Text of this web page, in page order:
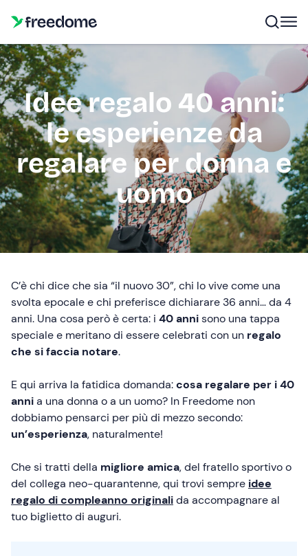
Idee regalo 40 anni:
le esperienze da
regalare per donna e
uomo
C’è chi dice che sia “il nuovo 30”, chi lo vive come una
svolta epocale e chi preferisce dichiarare 36 anni… da 4
anni. Una cosa però è certa: i 40 annisono una tappa
speciale e meritano di essere celebrati con un regalo
che si faccia notare.
E qui arriva la fatidica domanda:cosa regalare per i 40
annia una donna o a un uomo? In Freedome non
dobbiamo pensarci per più di mezzo secondo:
un’esperienza, naturalmente!
Che si tratti della migliore amica, del fratello sportivo o
del collega neo-quarantenne, qui trovi sempre idee
regalo di compleanno originalida accompagnare al
tuo biglietto di auguri.